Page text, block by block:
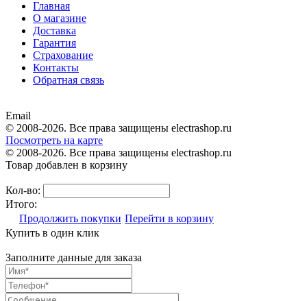
Главная
О магазине
Доставка
Гарантия
Страхование
Контакты
Обратная связь
Email
© 2008-2026. Все права защищены electrashop.ru
Посмотреть на карте
© 2008-2026. Все права защищены electrashop.ru
Товар добавлен в корзину
Кол-во:
Итого:
Продолжить покупки Перейти в корзину
Купить в один клик
Заполните данные для заказа